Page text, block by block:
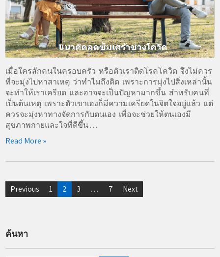
เมื่อใครสักคนในครอบครัว หรือตัวเราติดโรคโควิด จึงไม่ควร
ที่จะมุ่งไปหาสาเหตุ ว่าทำไมถึงติด เพราะการมุ่งไปสิ่งเหล่านั้น
จะทำให้เราเครียด และอาจจะเป็นปัญหามากขึ้น สำหรับคนที่
เป็นต้นเหตุ เพราะตัวเขาเองก็มีความเครียดในจิตใจอยู่แล้ว แต่
ควรจะมุ่งหาทางจัดการกับตนเอง เพื่อจะช่วยให้ตนเองมี
สุขภาพกายและใจที่ดีขึ้น . . .
Read More »
Posts
pagination
Previous 1 2 3 … 7 Next
ค้นหา